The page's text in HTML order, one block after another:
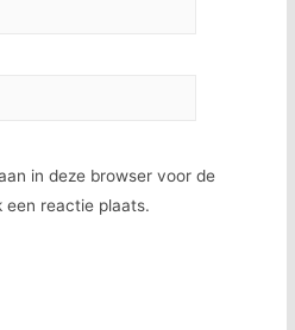
in deze browser voor de
een reactie plaats.